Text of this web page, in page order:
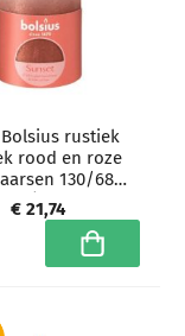
rustiek
rood en roze
130/68
uur) -
€ 21,74
In